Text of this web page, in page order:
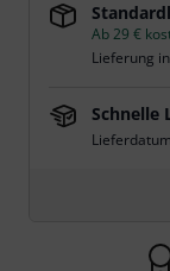
Ab 29 €
Lieferung
Schnelle